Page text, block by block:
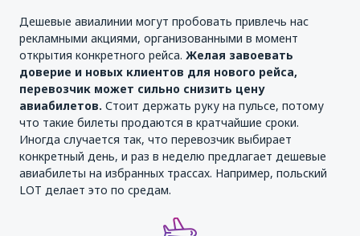
Дешевые авиалинии могут пробовать привлечь нас
рекламными акциями, организованными в момент
открытия конкретного рейса. Желая завоевать
доверие и новых клиентов для нового рейса,
перевозчик может сильно снизить цену
авиабилетов. Стоит держать руку на пульсе, потому
что такие билеты продаются в кратчайшие сроки.
Иногда случается так, что перевозчик выбирает
конкретный день, и раз в неделю предлагает дешевые
авиабилеты на избранных трассах. Например, польский
LOT делает это по средам.